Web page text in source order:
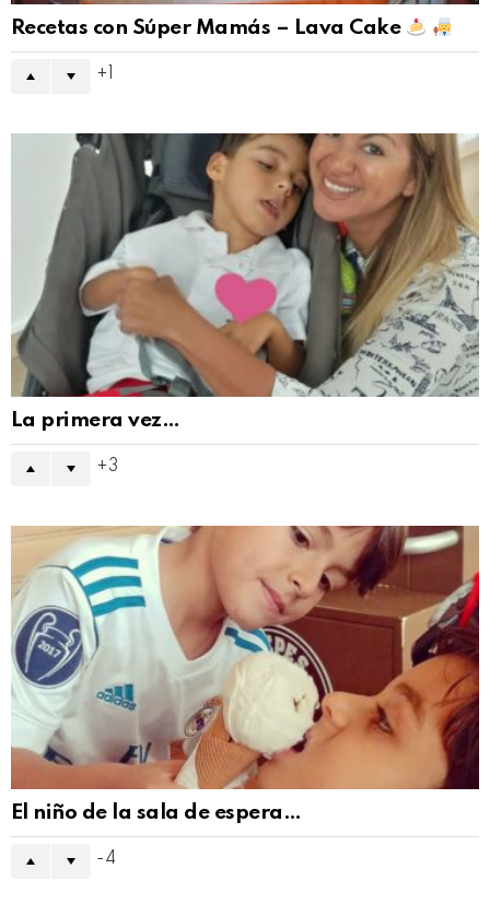
Recetas con Súper Mamás – Lava Cake
La primera vez…
3
El niño de la sala de espera…
-4